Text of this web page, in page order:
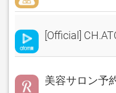
[Official]
美容サロン予